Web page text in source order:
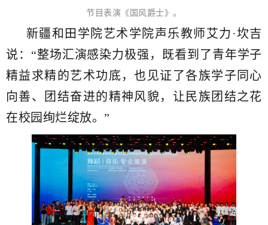
节目表演《国风爵士》。
新疆和田学院艺术学院声乐教师艾力·坎吉
说：“整场汇演感染力极强，既看到了青年学子
精益求精的艺术功底，也见证了各族学子同心
向善、团结奋进的精神风貌，让民族团结之花
在校园绚烂绽放。”